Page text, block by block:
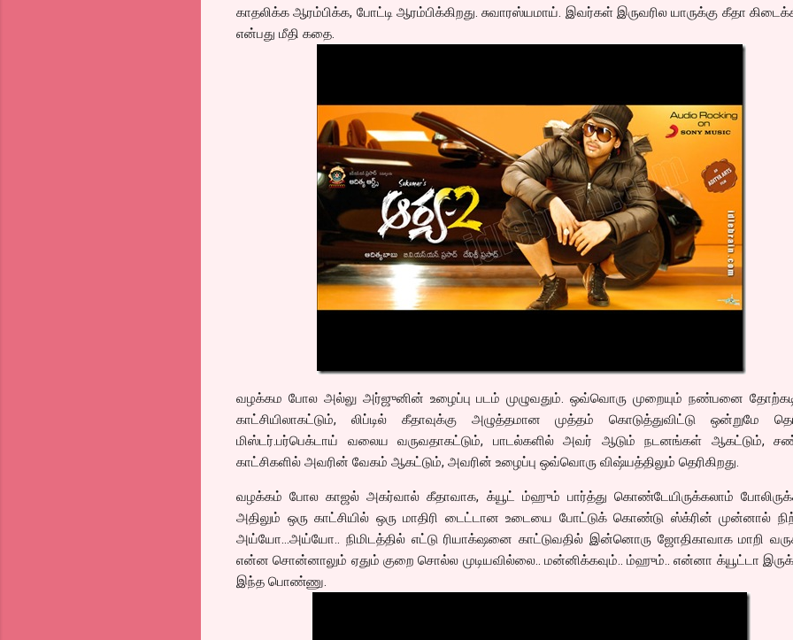
காதலிக்க ஆரம்பிக்க, போட்டி ஆரம்பிக்கிறது. சுவாரஸ்யமாய். இவர்கள் இருவரில யாருக்கு கீதா
என்பது மீதி கதை.
வழக்கம போல அல்லு அர்ஜுனின் உழைப்பு படம் முழுவதும். ஒவ்வொரு முறையும் நண்பனை
காட்சியிலாகட்டும், லிப்டில் கீதாவுக்கு அழுத்தமான முத்தம் கொடுத்துவிட்டு ஒன்றுமே
மிஸ்டர்.பர்பெக்டாய் வலைய வருவதாகட்டும், பாடல்களில் அவர் ஆடும் நடனங்கள் ஆகட்டும்,
காட்சிகளில் அவரின் வேகம் ஆகட்டும், அவரின் உழைப்பு ஒவ்வொரு விஷ்யத்திலும் தெரிகிறது.
வழக்கம் போல காஜல் அகர்வால் கீதாவாக, க்யூட் ம்ஹும் பார்த்து கொண்டேயிருக்கலாம்
அதிலும் ஒரு காட்சியில் ஒரு மாதிரி டைட்டான உடையை போட்டுக் கொண்டு ஸ்க்ரின் முன்னால்
அய்யோ…அய்யோ.. நிமிடத்தில் எட்டு ரியாக்‌ஷனை காட்டுவதில் இன்னொரு ஜோதிகாவாக மாறி
என்ன சொன்னாலும் ஏதும் குறை சொல்ல முடியவில்லை.. மன்னிக்கவும்.. ம்ஹும்.. என்னா க்யூட்டா
இந்த பொண்ணு.